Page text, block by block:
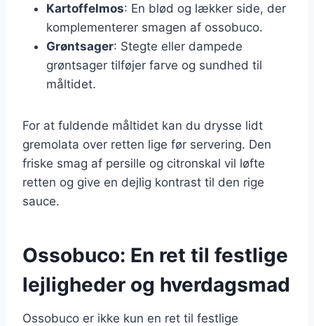
Kartoffelmos: En blød og lækker side, der
komplementerer smagen af ossobuco.
Grøntsager: Stegte eller dampede
grøntsager tilføjer farve og sundhed til
måltidet.
For at fuldende måltidet kan du drysse lidt
gremolata over retten lige før servering. Den
friske smag af persille og citronskal vil løfte
retten og give en dejlig kontrast til den rige
sauce.
Ossobuco: En ret til festlige
lejligheder og hverdagsmad
Ossobuco er ikke kun en ret til festlige